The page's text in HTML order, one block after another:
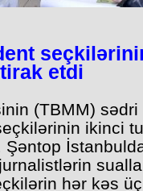
etdi
(TBMM) sədri
ikinci
hər kəs